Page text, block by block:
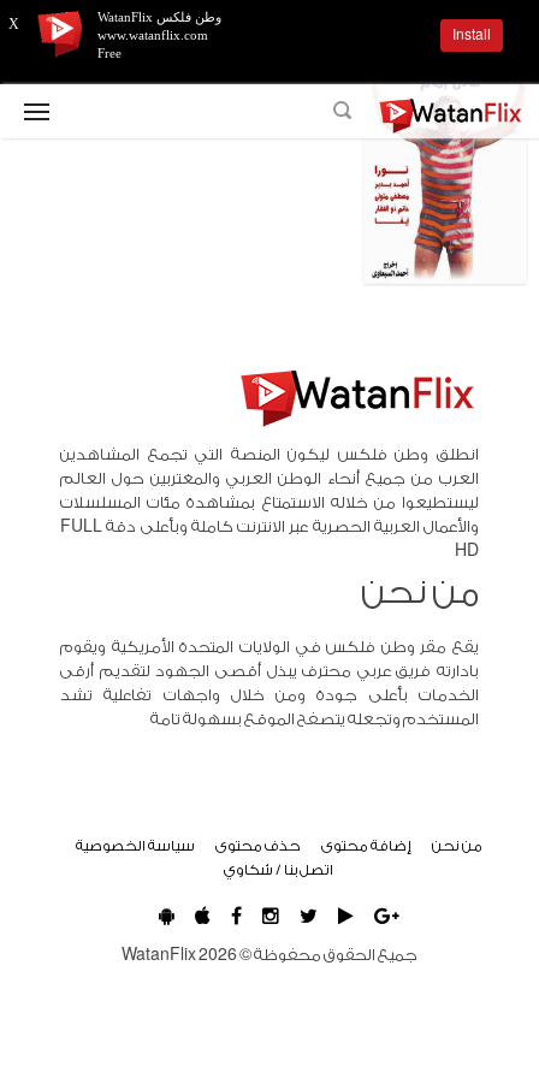
X
وطن فلكس WatanFlix
www.watanflix.com
Free
Install
انطلق وطن فلكس ليكون المنصة التي تجمع المشاهدين
العرب من جميع أنحاء الوطن العربي والمغتربين حول العالم
ليستطيعوا من خلاله الاستمتاع بمشاهدة مئات المسلسلات
والأعمال العربية الحصرية عبر الانترنت كاملة وبأعلى دقة FULL
HD
من نحن
يقع مقر وطن فلكس في الولايات المتحدة الأمريكية ويقوم
بادارته فريق عربي محترف يبذل أقصى الجهود لتقديم أرقى
الخدمات بأعلى جودة ومن خلال واجهات تفاعلية تشد
المستخدم وتجعله يتصفح الموقع بسهولة تامة
من نحن إضافة محتوى حذف محتوى
سياسة الخصوصية
اتصل بنا / شكاوي
جميع الحقوق محفوظة © WatanFlix2026